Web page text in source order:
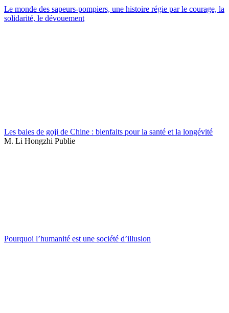
Le monde des sapeurs-pompiers, une histoire régie par le courage, la
solidarité, le dévouement
Les baies de goji de Chine : bienfaits pour la santé et la longévité
M. Li Hongzhi Publie
Pourquoi l’humanité est une société d’illusion